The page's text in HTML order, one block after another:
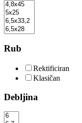
Rub
Rektificiran
Klasičan
Debljina